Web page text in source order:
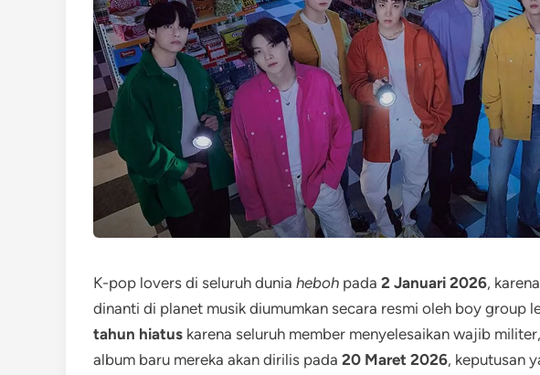
K-pop lovers di seluruh dunia heboh pada 2 Januari 2026,
dinanti di planet musik diumumkan secara resmi oleh boy group
tahun hiatus karena seluruh member menyelesaikan wajib
album baru mereka akan dirilis pada 20 Maret 2026, keputusan